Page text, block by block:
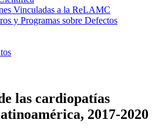
Vinculadas a la ReLAMC
y Programas sobre Defectos
las cardiopatías
2017-2020